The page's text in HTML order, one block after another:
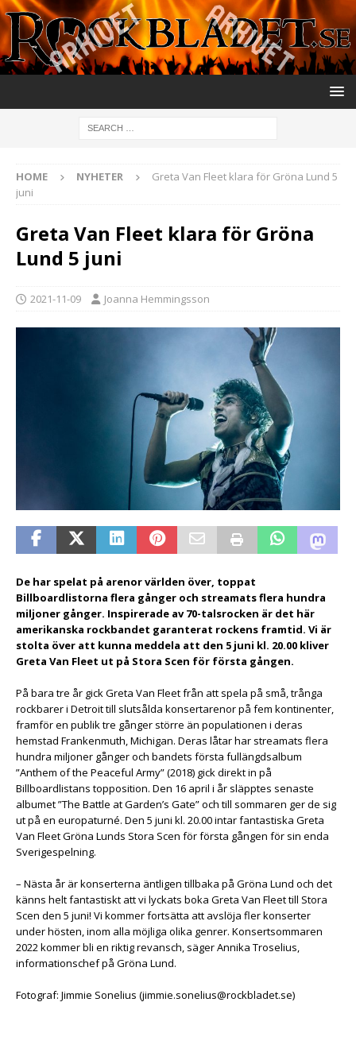
HOME NYHETER
Greta Van Fleet klara för Gröna Lund 5
juni
Greta Van Fleet klara för Gröna
Lund 5 juni
2021-11-09 Joanna Hemmingsson
De har spelat på arenor världen över, toppat
Billboardlistorna flera gånger och streamats flera hundra
miljoner gånger. Inspirerade av 70-talsrocken är det här
amerikanska rockbandet garanterat rockens framtid. Vi är
stolta över att kunna meddela att den 5 juni kl. 20.00 kliver
Greta Van Fleet ut på Stora Scen för första gången.
På bara tre år gick Greta Van Fleet från att spela på små, trånga
rockbarer i Detroit till slutsålda konsertarenor på fem kontinenter,
framför en publik tre gånger större än populationen i deras
hemstad Frankenmuth, Michigan. Deras låtar har streamats flera
hundra miljoner gånger och bandets första fullängdsalbum
”Anthem of the Peaceful Army” (2018) gick direkt in på
Billboardlistans topposition. Den 16 april i år släpptes senaste
albumet ”The Battle at Garden’s Gate” och till sommaren ger de sig
ut på en europaturné. Den 5 juni kl. 20.00 intar fantastiska Greta
Van Fleet Gröna Lunds Stora Scen för första gången för sin enda
Sverigespelning.
– Nästa år är konserterna äntligen tillbaka på Gröna Lund och det
känns helt fantastiskt att vi lyckats boka Greta Van Fleet till Stora
Scen den 5 juni! Vi kommer fortsätta att avslöja fler konserter
under hösten, inom alla möjliga olika genrer. Konsertsommaren
2022 kommer bli en riktig revansch, säger Annika Troselius,
informationschef på Gröna Lund.
Fotograf: Jimmie Sonelius (jimmie.sonelius@rockbladet.se)